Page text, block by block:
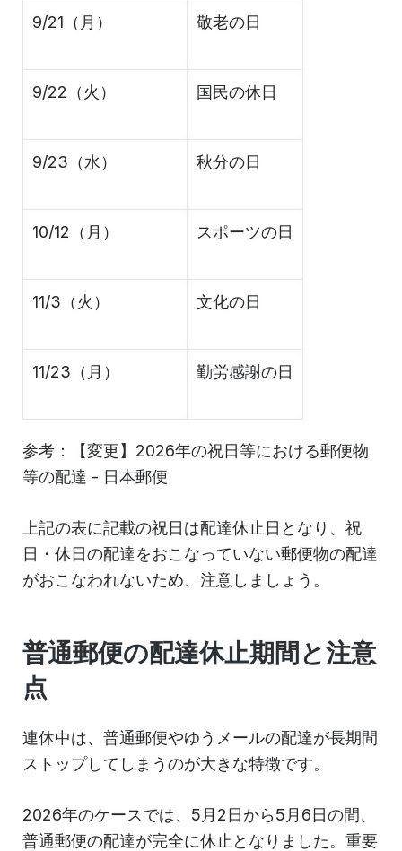
9/21（月） 敬老の日
9/22（火） 国民の休日
9/23（水） 秋分の日
10/12（月） スポーツの日
11/3（火） 文化の日
11/23（月） 勤労感謝の日
参考：【変更】2026年の祝日等における郵便物
等の配達 - 日本郵便
上記の表に記載の祝日は配達休止日となり、祝
日・休日の配達をおこなっていない郵便物の配達
がおこなわれないため、注意しましょう。
普通郵便の配達休止期間と注意
点
連休中は、普通郵便やゆうメールの配達が長期間
ストップしてしまうのが大きな特徴です。
2026年のケースでは、5月2日から5月6日の間、
普通郵便の配達が完全に休止となりました。重要